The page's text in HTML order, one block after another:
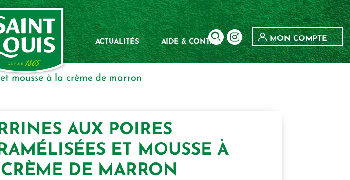
ACTUALITÉS AIDE & CONTACT MON COMPTE
mousse à la crème de marron
AUX POIRES
ET MOUSSE À
DE MARRON